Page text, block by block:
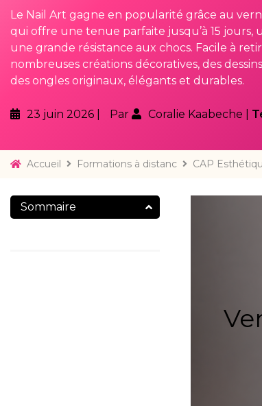
Le Nail Art gagne en popularité grâce au
qui offre une tenue parfaite jusqu’à 15 jours,
une grande résistance aux chocs. Facile à
nombreuses créations décoratives, des
des ongles originaux, élégants et durables.
23 juin 2026 Par Coralie Kaabeche
Accueil Formations à distanc CAP
Sommaire